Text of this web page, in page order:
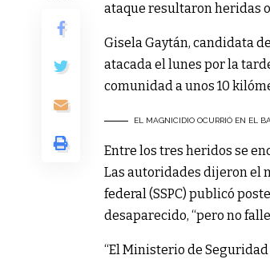
ataque resultaron heridas
Gisela Gaytán, candidata
atacada el lunes por la
comunidad a unos 10
EL MAGNICIDIO OCURRIÓ EN EL
Entre los tres heridos se
Las autoridades dijeron el
federal (SSPC) publicó
desaparecido, “pero no
“El Ministerio de